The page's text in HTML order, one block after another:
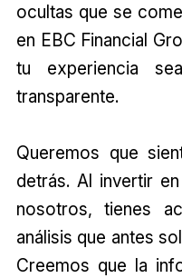
ocultas que se
en EBC Financial
tu experiencia
transparente.
Queremos que
detrás. Al invertir
nosotros, tienes
análisis que antes
Creemos que la